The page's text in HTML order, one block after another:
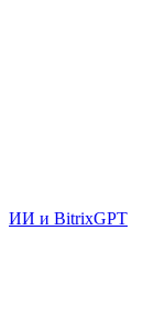
ИИ и BitrixGPT